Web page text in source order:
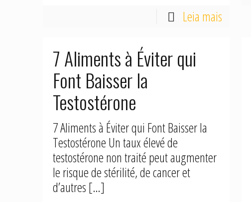
Leia mais
7 Aliments à Éviter qui
Font Baisser la
Testostérone
7 Aliments à Éviter qui Font Baisser la
Testostérone Un taux élevé de
testostérone non traité peut augmenter
le risque de stérilité, de cancer et
d’autres[…]